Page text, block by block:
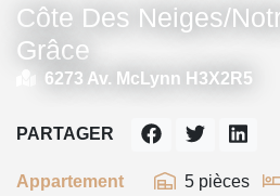
Côte Des Neiges/
Grâce
6273 Av. McLynn H3X2R5
Appartement 5 pièces
PARTAGER